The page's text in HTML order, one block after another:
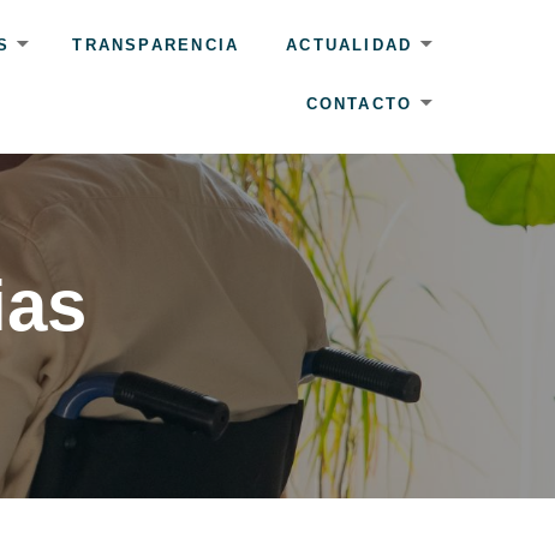
TRANSPARENCIA ACTUALIDAD
CONTACTO